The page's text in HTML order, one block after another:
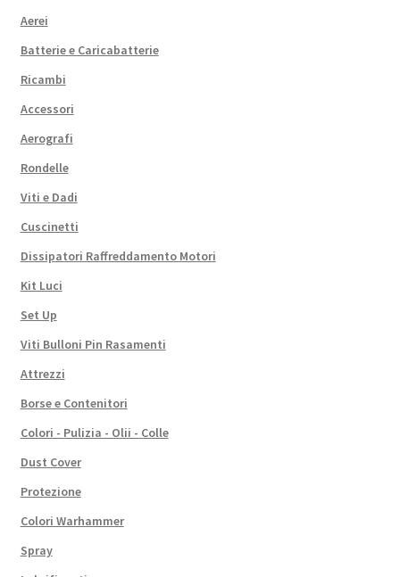
Aerei
Batterie e Caricabatterie
Ricambi
Accessori
Aerografi
Rondelle
Viti e Dadi
Cuscinetti
Dissipatori Raffreddamento Motori
Kit Luci
Set Up
Viti Bulloni Pin Rasamenti
Attrezzi
Borse e Contenitori
Colori - Pulizia - Olii - Colle
Dust Cover
Protezione
Colori Warhammer
Spray